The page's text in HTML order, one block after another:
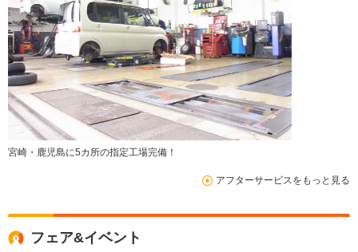
宮崎・鹿児島に5カ所の指定工場完備！
アフターサービスをもっと見る
フェア&イベント